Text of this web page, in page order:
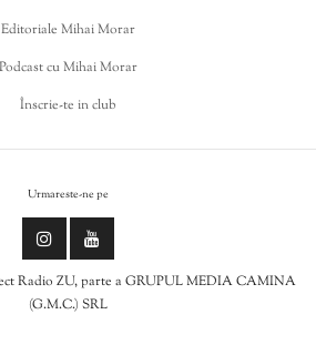
Editoriale Mihai Morar
Podcast cu Mihai Morar
Înscrie-te in club
Urmareste-ne pe
Radio ZU, parte a GRUPUL MEDIA CAMINA
(G.M.C.) SRL